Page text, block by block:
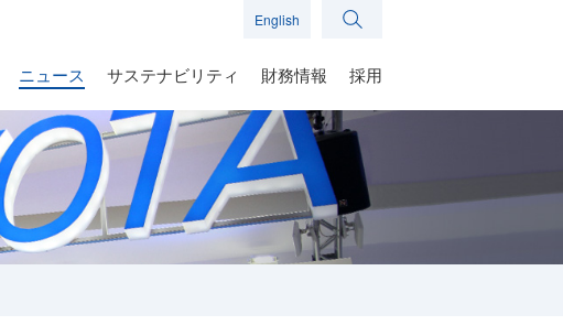
English
ニュース サステナビリティ 財務情報 採用